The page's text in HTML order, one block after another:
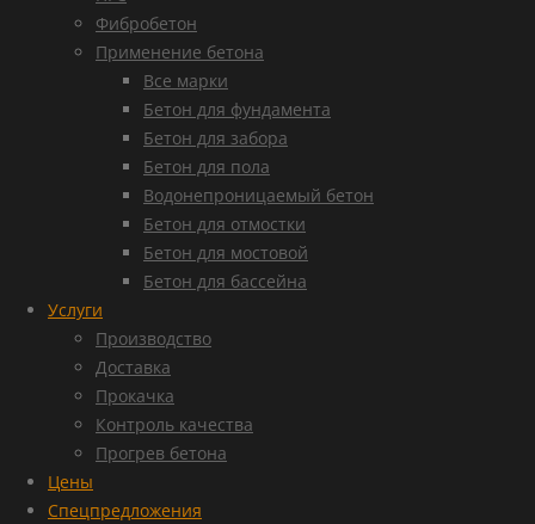
Фибробетон
Применение бетона
Все марки
Бетон для фундамента
Бетон для забора
Бетон для пола
Водонепроницаемый бетон
Бетон для отмостки
Бетон для мостовой
Бетон для бассейна
Услуги
Производство
Доставка
Прокачка
Контроль качества
Прогрев бетона
Цены
Спецпредложения